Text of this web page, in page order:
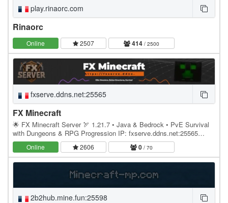
play.rinaorc.com
Rinaorc
Online 2507 414 / 2500
fxserve.ddns.net:25565
FX Minecraft
🌟 FX Minecraft Server 🏹 1.21.7 • Java & Bedrock • PvE Survival
with Dungeons & RPG Progression IP: fxserve.ddns.net:25565
Website: fxserve.ddns.net Discord:…
Online 2606 0 / 70
2b2hub.mine.fun:25598